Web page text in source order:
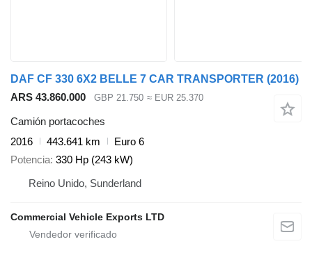
DAF CF 330 6X2 BELLE 7 CAR TRANSPORTER (2016)
ARS 43.860.000
GBP 21.750 ≈ EUR 25.370
Camión portacoches
2016
443.641 km
Euro 6
Potencia 330 Hp (243 kW)
Reino Unido, Sunderland
Commercial Vehicle Exports LTD